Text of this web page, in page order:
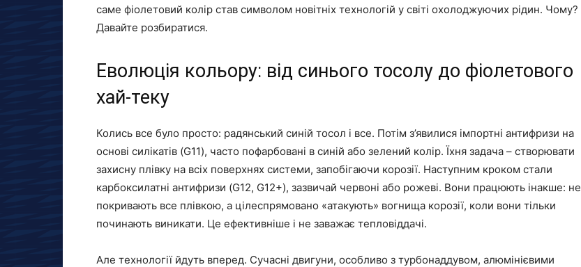
саме фіолетовий колір став символом новітніх технологій у світі охолоджуючих рідин. Чому?
Давайте розбиратися.
Еволюція кольору: від синього тосолу до фіолетового
хай-теку
Колись все було просто: радянський синій тосол і все. Потім з’явилися імпортні антифризи на
основі силікатів (G11), часто пофарбовані в синій або зелений колір. Їхня задача – створювати
захисну плівку на всіх поверхнях системи, запобігаючи корозії. Наступним кроком стали
карбоксилатні антифризи (G12, G12+), зазвичай червоні або рожеві. Вони працюють інакше: не
покривають все плівкою, а цілеспрямовано «атакують» вогнища корозії, коли вони тільки
починають виникати. Це ефективніше і не заважає тепловіддачі.
Але технології йдуть вперед. Сучасні двигуни, особливо з турбонаддувом, алюмінієвими